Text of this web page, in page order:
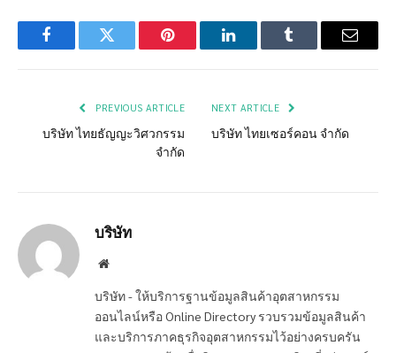
FacebookTwitter Pinterest LinkedInTumblr Email
PREVIOUS ARTICLE
บริษัท ไทยธัญญะวิศวกรรม
จำกัด
NEXT ARTICLE
บริษัท ไทยเซอร์คอน จำกัด
บริษัท
Website
บริษัท - ให้บริการฐานข้อมูลสินค้าอุตสาหกรรม
ออนไลน์หรือ Online Directory รวบรวมข้อมูลสินค้า
และบริการภาคธุรกิจอุตสาหกรรมไว้อย่างครบครัน